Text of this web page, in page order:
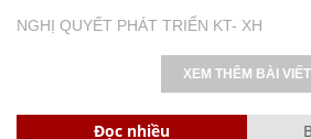
NGHỊ QUYẾT PHÁT TRIỂN KT- XH
XEM THÊM BÀI VIẾT
Đọc nhiều